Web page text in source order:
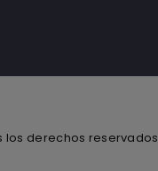
los derechos reservados